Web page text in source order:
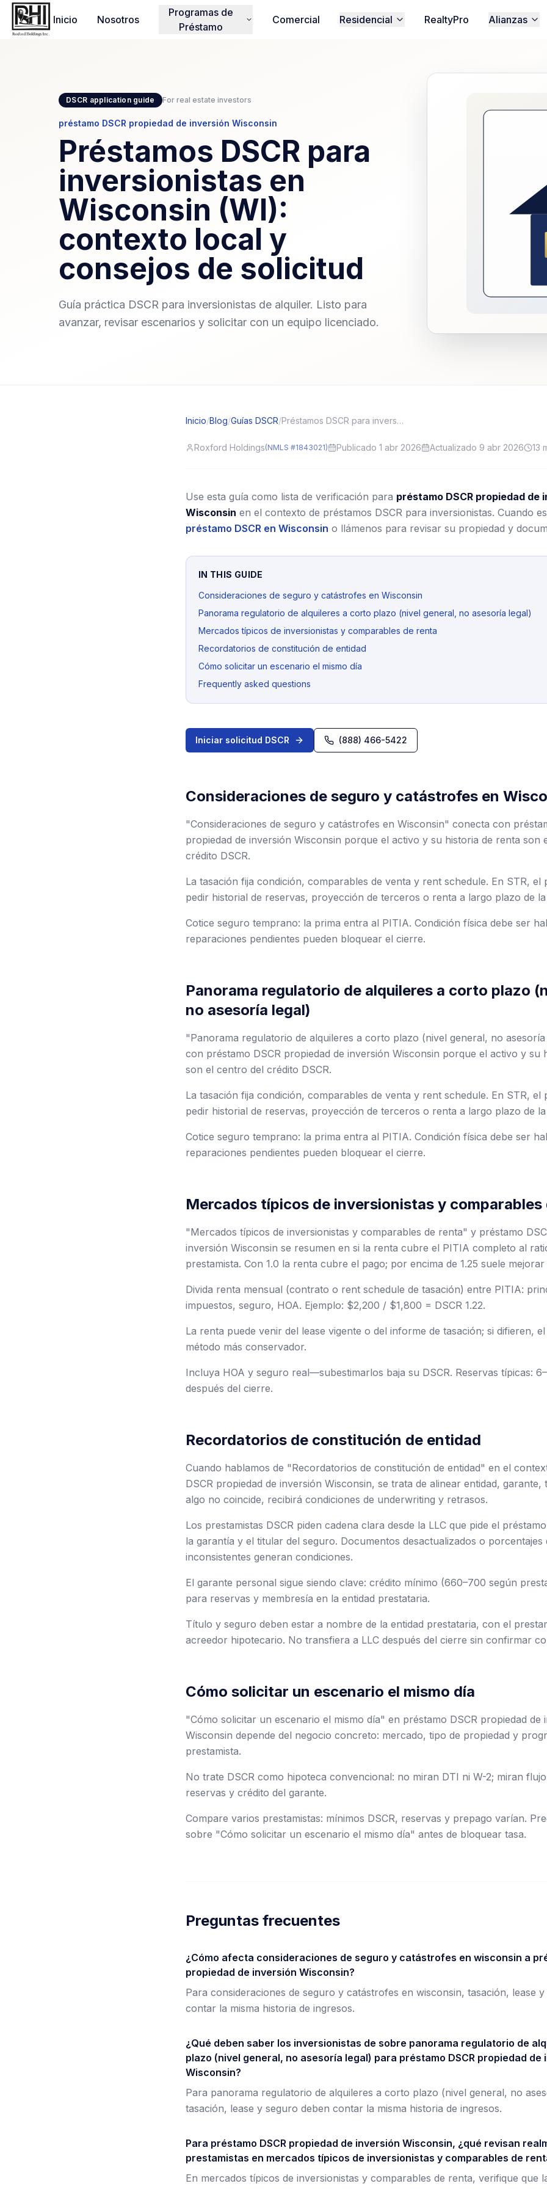
Inicio Nosotros
Programas de
Préstamo
Comercial Residencial RealtyPro Alianzas
DSCR application guide For real estate investors
préstamo DSCR propiedad de inversión Wisconsin
Préstamos DSCR para
inversionistas en
Wisconsin (WI):
contexto local y
consejos de solicitud
Guía práctica DSCR para inversionistas de alquiler. Listo para
avanzar, revisar escenarios y solicitar con un equipo licenciado.
Inicio/Blog/Guías DSCR/ Préstamos DSCR para inversionistas en Wisconsin (WI): contexto local y consejos de solicitud
Roxford Holdings(NMLS #1843021) Publicado 1 abr 2026 Actualizado 9 abr 2026 13
Use esta guía como lista de verificación para préstamo DSCR propiedad de
Wisconsin en el contexto de préstamos DSCR para inversionistas. Cuando
préstamo DSCR en Wisconsin o llámenos para revisar su propiedad y
IN THIS GUIDE
Consideraciones de seguro y catástrofes en Wisconsin
Panorama regulatorio de alquileres a corto plazo (nivel general, no asesoría legal)
Mercados típicos de inversionistas y comparables de renta
Recordatorios de constitución de entidad
Cómo solicitar un escenario el mismo día
Frequently asked questions
Iniciar solicitud DSCR (888) 466-5422
Consideraciones de seguro y catástrofes en
"Consideraciones de seguro y catástrofes en Wisconsin" conecta con
propiedad de inversión Wisconsin porque el activo y su historia de renta son
crédito DSCR.
La tasación fija condición, comparables de venta y rent schedule. En STR, el
pedir historial de reservas, proyección de terceros o renta a largo plazo de la
Cotice seguro temprano: la prima entra al PITIA. Condición física debe ser
reparaciones pendientes pueden bloquear el cierre.
Panorama regulatorio de alquileres a corto plazo
no asesoría legal)
"Panorama regulatorio de alquileres a corto plazo (nivel general, no
con préstamo DSCR propiedad de inversión Wisconsin porque el activo y su
son el centro del crédito DSCR.
La tasación fija condición, comparables de venta y rent schedule. En STR, el
pedir historial de reservas, proyección de terceros o renta a largo plazo de la
Cotice seguro temprano: la prima entra al PITIA. Condición física debe ser
reparaciones pendientes pueden bloquear el cierre.
Mercados típicos de inversionistas y comparables
"Mercados típicos de inversionistas y comparables de renta" y préstamo
inversión Wisconsin se resumen en si la renta cubre el PITIA completo al
prestamista. Con 1.0 la renta cubre el pago; por encima de 1.25 suele
Divida renta mensual (contrato o rent schedule de tasación) entre PITIA:
impuestos, seguro, HOA. Ejemplo: $2,200 / $1,800 = DSCR 1.22.
La renta puede venir del lease vigente o del informe de tasación; si difieren,
método más conservador.
Incluya HOA y seguro real—subestimarlos baja su DSCR. Reservas típicas:
después del cierre.
Recordatorios de constitución de entidad
Cuando hablamos de "Recordatorios de constitución de entidad" en el
DSCR propiedad de inversión Wisconsin, se trata de alinear entidad, garante,
algo no coincide, recibirá condiciones de underwriting y retrasos.
Los prestamistas DSCR piden cadena clara desde la LLC que pide el
la garantía y el titular del seguro. Documentos desactualizados o porcentajes
inconsistentes generan condiciones.
El garante personal sigue siendo clave: crédito mínimo (660–700 según
para reservas y membresía en la entidad prestataria.
Título y seguro deben estar a nombre de la entidad prestataria, con el
acreedor hipotecario. No transfiera a LLC después del cierre sin confirmar
Cómo solicitar un escenario el mismo día
"Cómo solicitar un escenario el mismo día" en préstamo DSCR propiedad de
Wisconsin depende del negocio concreto: mercado, tipo de propiedad y
prestamista.
No trate DSCR como hipoteca convencional: no miran DTI ni W-2; miran
reservas y crédito del garante.
Compare varios prestamistas: mínimos DSCR, reservas y prepago varían.
sobre "Cómo solicitar un escenario el mismo día" antes de bloquear tasa.
Preguntas frecuentes
¿Cómo afecta consideraciones de seguro y catástrofes en wisconsin a
propiedad de inversión Wisconsin?
Para consideraciones de seguro y catástrofes en wisconsin, tasación, lease
contar la misma historia de ingresos.
¿Qué deben saber los inversionistas de sobre panorama regulatorio de
plazo (nivel general, no asesoría legal) para préstamo DSCR propiedad de
Wisconsin?
Para panorama regulatorio de alquileres a corto plazo (nivel general, no
tasación, lease y seguro deben contar la misma historia de ingresos.
Para préstamo DSCR propiedad de inversión Wisconsin, ¿qué revisan
prestamistas en mercados típicos de inversionistas y comparables de
En mercados típicos de inversionistas y comparables de renta, verifique que